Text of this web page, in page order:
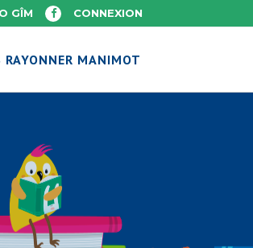
GÎM CONNEXION
RAYONNER MANIMOT